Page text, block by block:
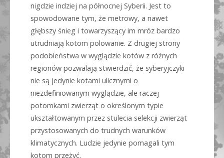
nigdzie indziej na północnej Syberii. Jest to
spowodowane tym, że metrowy, a nawet
głębszy śnieg i towarzyszący im mróz bardzo
utrudniają kotom polowanie. Z drugiej strony
podobieństwa w wyglądzie kotów z różnych
regionów pozwalają stwierdzić, że syberyjczyki
nie są jedynie kotami ulicznymi o
niezdefiniowanym wyglądzie, ale raczej
potomkami zwierząt o określonym typie
ukształtowanym przez stulecia selekcji zwierząt
przystosowanych do trudnych warunków
klimatycznych. Ludzie jedynie pomagali tym
kotom przeżyć.